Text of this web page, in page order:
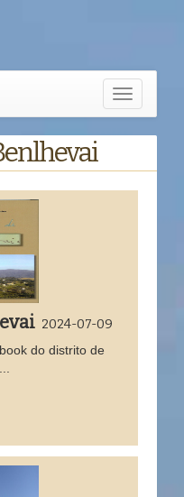
Toggle
navigation
2024-07-09
do distrito de